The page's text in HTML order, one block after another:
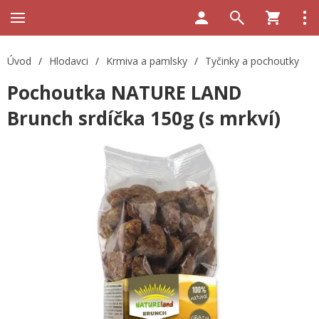
Úvod / Hlodavci / Krmiva a pamlsky / Tyčinky a pochoutky
Pochoutka NATURE LAND
Brunch srdíčka 150g (s mrkví)